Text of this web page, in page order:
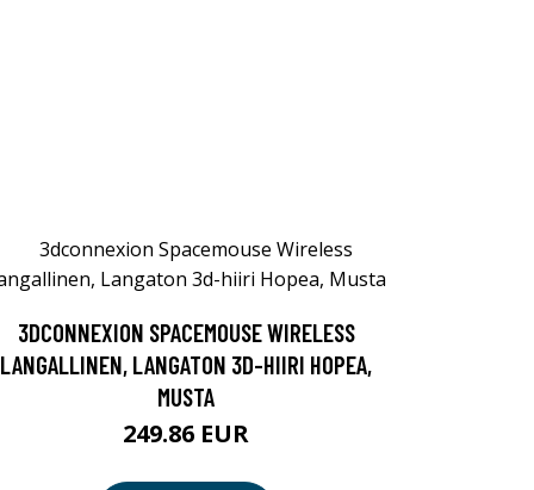
3DCONNEXION SPACEMOUSE WIRELESS
LANGALLINEN, LANGATON 3D-HIIRI HOPEA,
MUSTA
249.86 EUR